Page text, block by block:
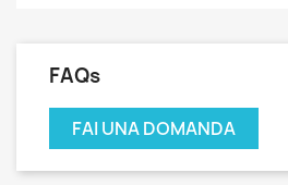
FAQs
FAI UNA DOMANDA